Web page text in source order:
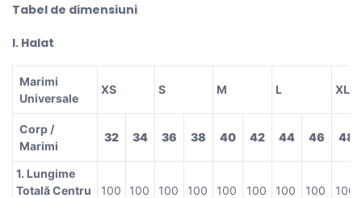
Tabel de dimensiuni
l. Halat
Marimi
Universale
XS S M L XL
Corp /
Marimi
32 34 36 38 40 42 44 46 48
1. Lungime
Totală Centru
100 100 100 100 100 100 100 100 100